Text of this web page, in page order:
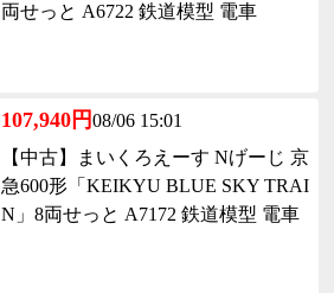
両せっと A6722 鉄道模型 電車
107,940円08/06 15:01
【中古】まいくろえーす Nげーじ 京
急600形「KEIKYU BLUE SKY TRAI
N」8両せっと A7172 鉄道模型 電車